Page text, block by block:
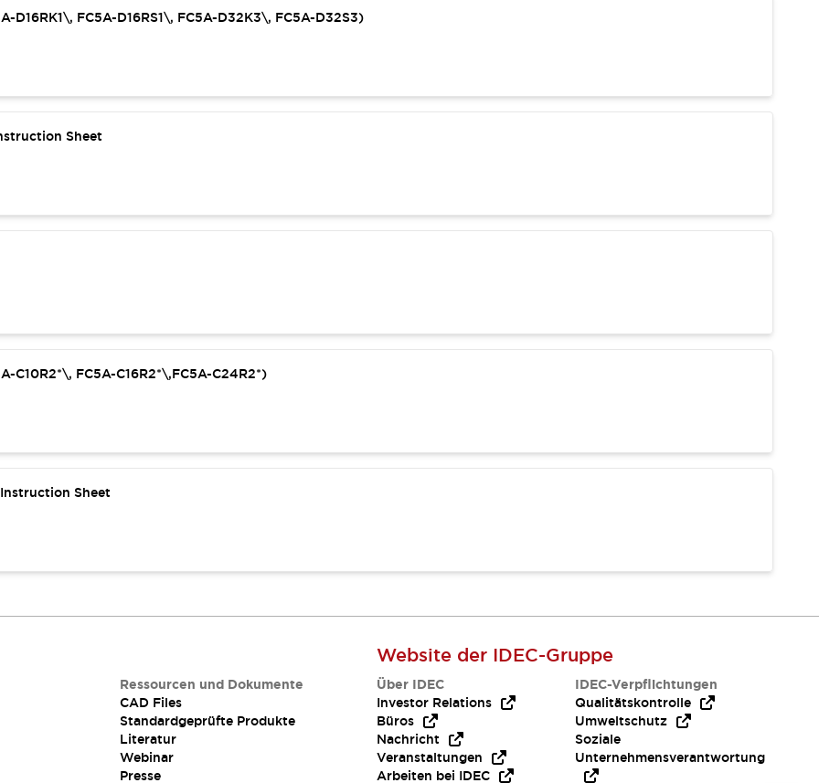
D16RK1\, FC5A-D16RS1\, FC5A-D32K3\, FC5A-D32S3)
Sheet
C10R2*\, FC5A-C16R2*\,FC5A-C24R2*)
Sheet
Ressourcen und Dokumente
CAD Files
Standardgeprüfte Produkte
Literatur
Webinar
Presse
Website der IDEC-Gruppe
Über IDEC
Investor Relations
Büros
Nachricht
Veranstaltungen
Arbeiten bei IDEC
IDEC-Verpflichtungen
Qualitätskontrolle
Umweltschutz
Soziale
Unternehmensverantwortung